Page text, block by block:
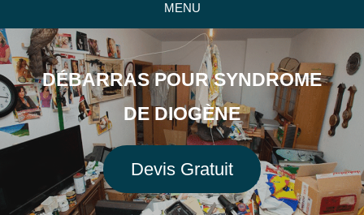
MENU
DÉBARRAS POUR SYNDROME
DE DIOGÈNE
Devis Gratuit